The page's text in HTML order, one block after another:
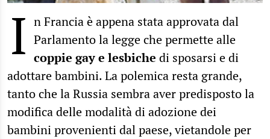
I n Francia è appena stata approvata dal
Parlamento la legge che permette alle
coppie gay e lesbiche di sposarsi e di
adottare bambini. La polemica resta grande,
tanto che la Russia sembra aver predisposto la
modifica delle modalità di adozione dei
bambini provenienti dal paese, vietandole per